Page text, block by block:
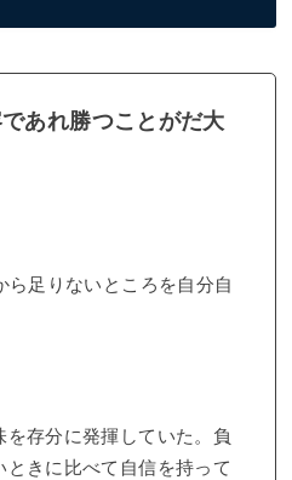
あれ勝つことがだ大
足りないところを自分自
存分に発揮していた。負
きに比べて自信を持って